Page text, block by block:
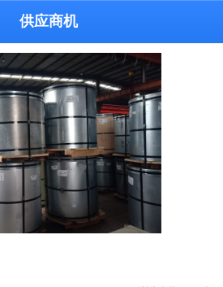
供应商机